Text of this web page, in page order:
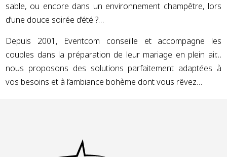
sable, ou encore dans un environnement champêtre, lors
d’une douce soirée d’été ?…
Depuis 2001, Eventcom conseille et accompagne les
couples dans la préparation de leur mariage en plein air…
nous proposons des solutions parfaitement adaptées à
vos besoins et à l’ambiance bohème dont vous rêvez…